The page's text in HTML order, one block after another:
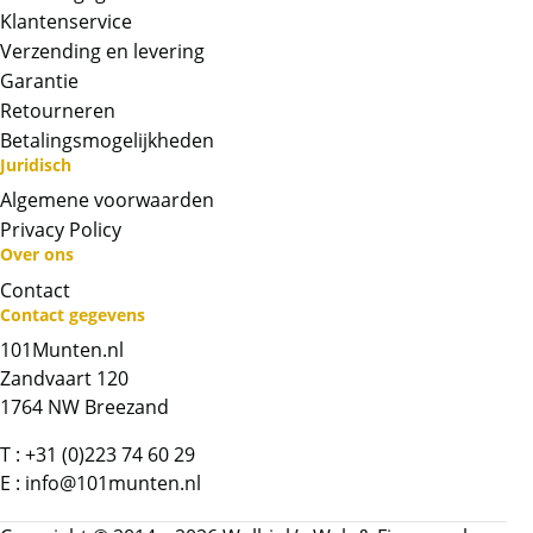
komen daarmee niet rechtstreeks van de
producent af.
Dit product wordt onder de margeregel
verhandeld. Dit houdt in dat wij btw afdragen
De btw mag hierdoor door ons niet op de
factuur vermeld worden. De prijs op de
Chat met ons
Whatsapp ons!
Bel ons
Contactformulier
Klantenservice
Verzending en levering
Garantie
Retourneren
Betalingsmogelijkheden
Juridisch
Algemene voorwaarden
Privacy Policy
Over ons
Contact
Contact gegevens
101Munten.nl
Zandvaart 120
1764 NW Breezand
T : +31 (0)223 74 60 29
E : info@101munten.nl